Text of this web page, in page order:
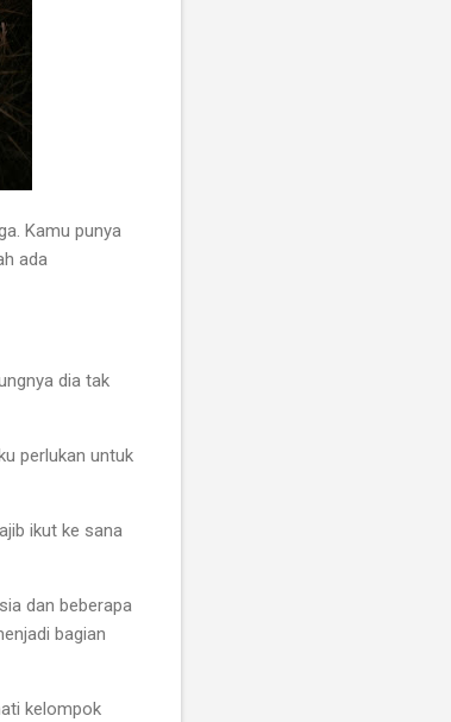
Kamu punya
ada
dia tak
perlukan untuk
ikut ke sana
dan beberapa
bagian
kelompok